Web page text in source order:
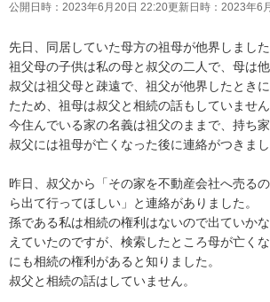
公開日時： 2023年6月20日 22:20更新日時： 2023年6
先日、同居していた母方の祖母が他界しました
祖父母の子供は私の母と叔父の二人で、母は他
叔父は祖父母と疎遠で、祖父が他界したとき
たため、祖母は叔父と相続の話もしていません
今住んでいる家の名義は祖父のままで、持ち家
叔父には祖母が亡くなった後に連絡がつきまし
昨日、叔父から「その家を不動産会社へ売る
ら出て行ってほしい」と連絡がありました。
孫である私は相続の権利はないので出ていか
えていたのですが、検索したところ母が亡く
にも相続の権利があると知りました。
叔父と相続の話はしていません。